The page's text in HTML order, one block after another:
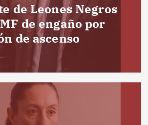
de Leones Negros
de engaño por
de ascenso